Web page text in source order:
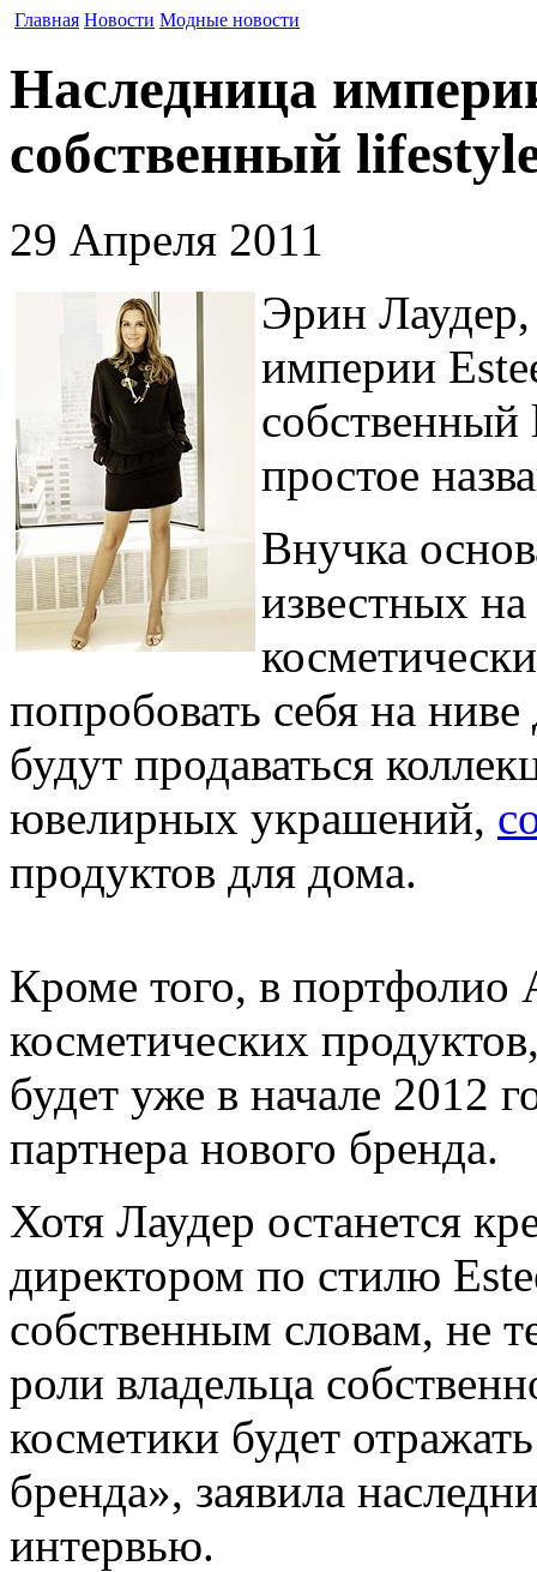
Главная Новости Модные новости
Наследница
собственный
29 Апреля 2011
Эрин Лаудер,
империи
простое
Внучка
известных
попробовать себя на
будут продаваться
ювелирных украшений,
продуктов для дома.
Кроме того, в портфолио
косметических
будет уже в начале 2012
партнера нового бренда.
Хотя Лаудер останется
директором по стилю
собственным словам, не
роли владельца
косметики будет
бренда», заявила
интервью.